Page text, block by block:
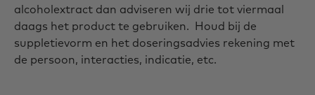
alcoholextract dan adviseren wij drie tot viermaal
daags het product te gebruiken. Houd bij de
suppletievorm en het doseringsadvies rekening met
de persoon, interacties, indicatie, etc.